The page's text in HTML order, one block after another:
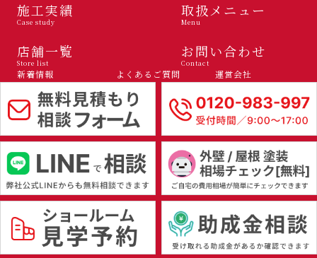
施工実績
Case study
取扱メニュー
Menu
店舗一覧
Store list
お問い合わせ
Contact
新着情報 よくあるご質問 運営会社